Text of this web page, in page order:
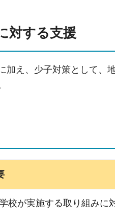
対する支援
加え、少子対策として、
校が実施する取り組みに